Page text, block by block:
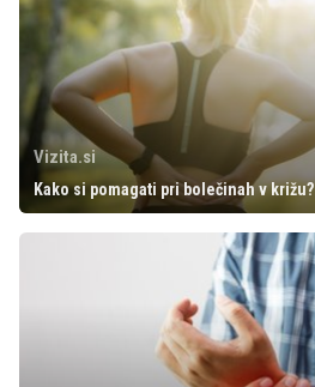
Vizita.si
Kako si pomagati pri bolečinah v križu?